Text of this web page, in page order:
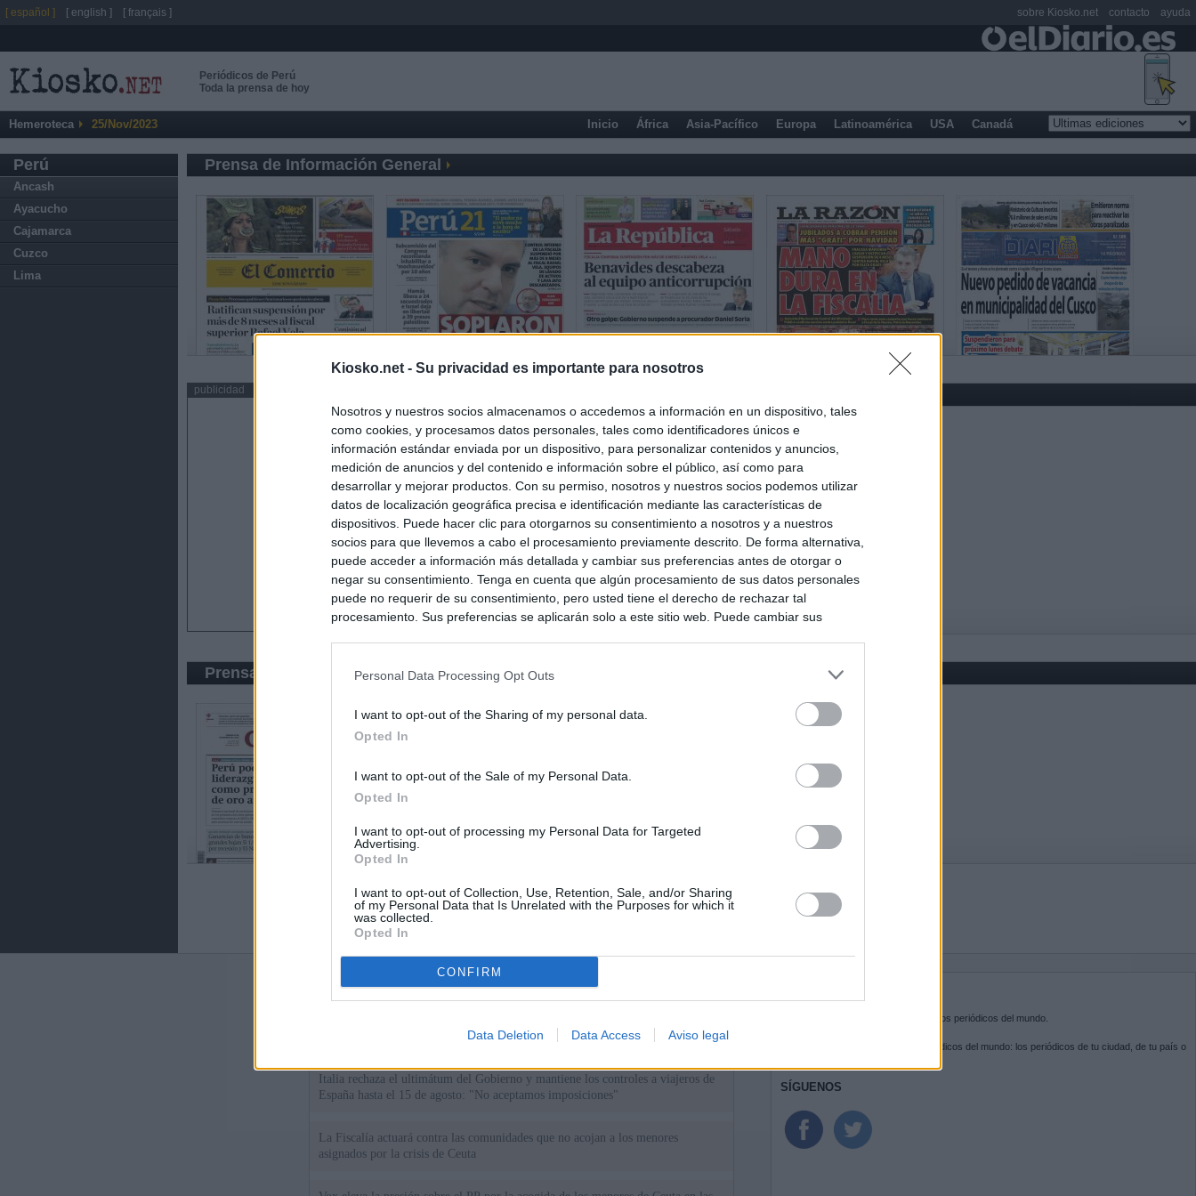
Kiosko.net - Su privacidad es importante para nosotros
Nosotros y nuestros socios almacenamos o accedemos a información en un dispositivo, tales
como cookies, y procesamos datos personales, tales como identificadores únicos e
información estándar enviada por un dispositivo, para personalizar contenidos y anuncios,
medición de anuncios y del contenido e información sobre el público, así como para
desarrollar y mejorar productos. Con su permiso, nosotros y nuestros socios podemos utilizar
datos de localización geográfica precisa e identificación mediante las características de
dispositivos. Puede hacer clic para otorgarnos su consentimiento a nosotros y a nuestros
socios para que llevemos a cabo el procesamiento previamente descrito. De forma alternativa,
puede acceder a información más detallada y cambiar sus preferencias antes de otorgar o
negar su consentimiento. Tenga en cuenta que algún procesamiento de sus datos personales
puede no requerir de su consentimiento, pero usted tiene el derecho de rechazar tal
procesamiento. Sus preferencias se aplicarán solo a este sitio web. Puede cambiar sus
Personal Data Processing Opt Outs
I want to opt-out of the Sharing of my personal data.
Opted In
I want to opt-out of the Sale of my Personal Data.
Opted In
I want to opt-out of processing my Personal Data for Targeted
Advertising.
Opted In
I want to opt-out of Collection, Use, Retention, Sale, and/or Sharing
of my Personal Data that Is Unrelated with the Purposes for which it
was collected.
Opted In
CONFIRM
Data Deletion Data Access Aviso legal
Periódicos de Perú
Toda la prensa de hoy
Hemeroteca 25/Nov/2023 Inicio África Asia-Pacífico Europa Latinoamérica USA Canadá
Perú
Ancash
Ayacucho
Cajamarca
Cuzco
Lima
Prensa de Información General
publicidad
Prensa Económica
Últimas noticias
Italia rechaza el ultimátum del Gobierno y mantiene los controles a viajeros de
España hasta el 15 de agosto: "No aceptamos imposiciones"
La Fiscalía actuará contra las comunidades que no acojan a los menores
asignados por la crisis de Ceuta
es la puerta de entrada a los periódicos del mundo.
Navega por las portadas de los periódicos del mundo: los periódicos de tu ciudad, de tu país o
SÍGUENOS
[ español ] [ english ] [ français ] sobre Kiosko.net contacto ayuda